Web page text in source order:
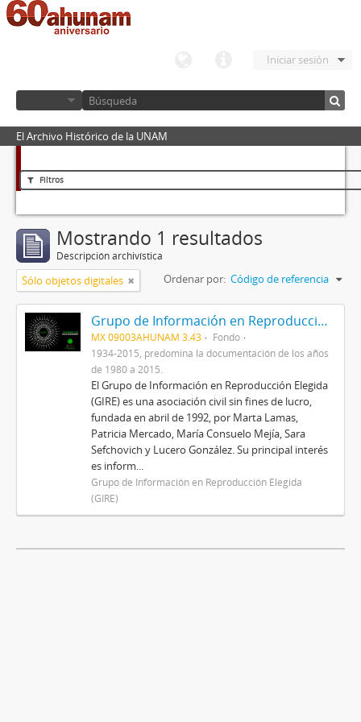
Iniciar sesión
El Archivo Histórico de la UNAM
Filtros
Mostrando 1 resultados
Descripción archivística
Sólo objetos digitales Ordenar por: Código de referencia
Grupo de Información en Reproducción Elegida (GIRE)
MX 09003AHUNAM 3.43
Fondo
1934-2015, predomina la documentación de los años
de 1980 a 2015.
El Grupo de Información en Reproducción Elegida
(GIRE) es una asociación civil sin fines de lucro,
fundada en abril de 1992, por Marta Lamas,
Patricia Mercado, María Consuelo Mejía, Sara
Sefchovich y Lucero González. Su principal interés
es inform...
Grupo de Información en Reproducción Elegida
(GIRE)